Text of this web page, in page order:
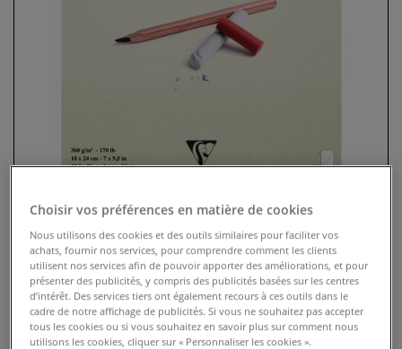
Bloc Pastelmat version 7
Clairefontaine
1 Commentaire
Choisir vos préférences en matière de cookies
Nous utilisons des cookies et des outils similaires pour faciliter vos
achats, fournir nos services, pour comprendre comment les clients
utilisent nos services afin de pouvoir apporter des améliorations, et pour
présenter des publicités, y compris des publicités basées sur les centres
d’intérêt. Des services tiers ont également recours à ces outils dans le
cadre de notre affichage de publicités. Si vous ne souhaitez pas accepter
tous les cookies ou si vous souhaitez en savoir plus sur comment nous
utilisons les cookies, cliquer sur « Personnaliser les cookies ».